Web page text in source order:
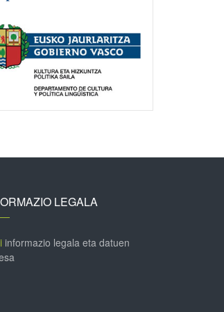
LEGALA
informazio legala eta datuen